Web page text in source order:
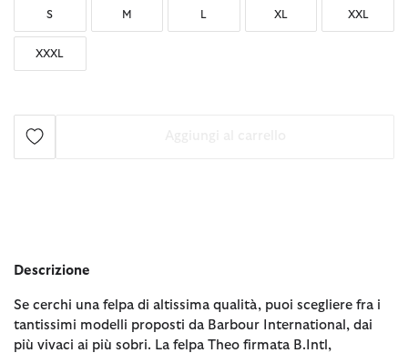
S M L XL XXL
XXXL
Descrizione
Se cerchi una felpa di altissima qualità, puoi scegliere fra i
tantissimi modelli proposti da Barbour International, dai
più vivaci ai più sobri. La felpa Theo firmata B.Intl,